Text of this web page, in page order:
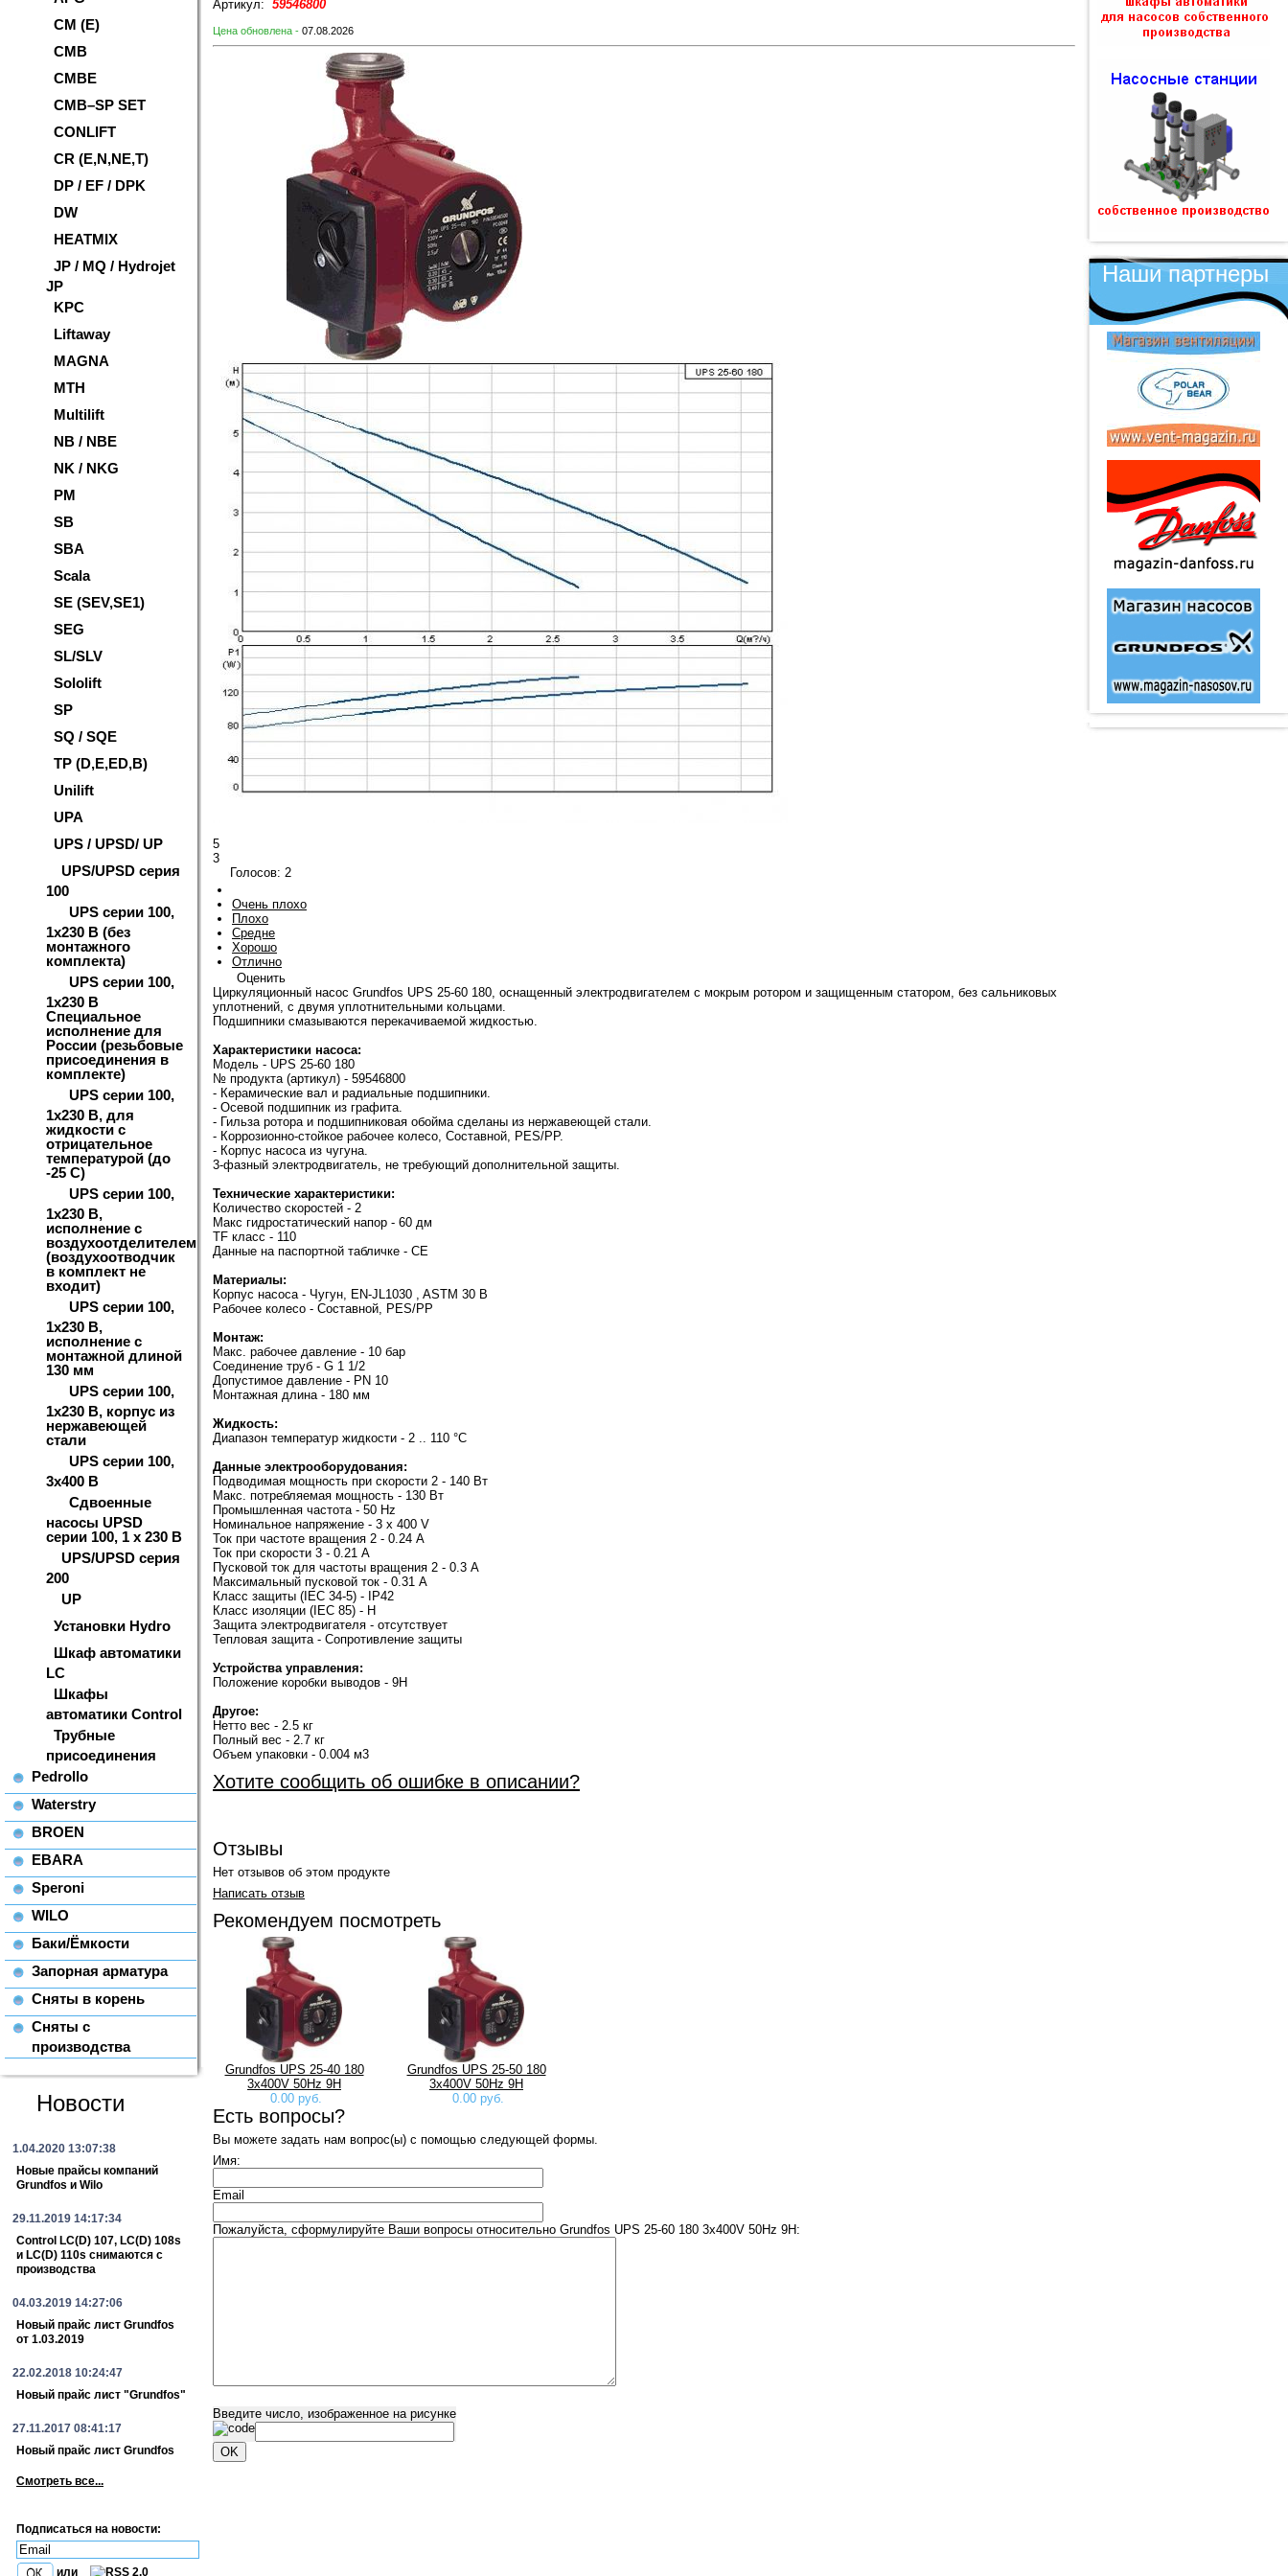
CM (E)
CMB
CMBE
CMB–SP SET
CONLIFT
CR (E,N,NE,T)
DP / EF / DPK
DW
HEATMIX
JP / MQ / Hydrojet
JP
KPC
Liftaway
MAGNA
MTH
Multilift
NB / NBE
NK / NKG
PM
SB
SBA
Scala
SE (SEV,SE1)
SEG
SL/SLV
Sololift
SP
SQ / SQE
TP (D,E,ED,B)
Unilift
UPA
UPS / UPSD/ UP
UPS/UPSD серия
100
UPS серии 100,
1х230 В (без
монтажного
комплекта)
UPS серии 100,
1х230 В
Специальное
исполнение для
России (резьбовые
присоединения в
комплекте)
UPS серии 100,
1х230 В, для
жидкости с
отрицательное
температурой (до
-25 С)
UPS серии 100,
1х230 В,
исполнение с
воздухоотделителем
(воздухоотводчик
в комплект не
входит)
UPS серии 100,
1х230 В,
исполнение с
монтажной длиной
130 мм
UPS серии 100,
1х230 В, корпус из
нержавеющей
стали
UPS серии 100,
3х400 В
Сдвоенные
насосы UPSD
серии 100, 1 х 230 В
UPS/UPSD серия
200
UP
Установки Hydro
Шкаф автоматики
LC
Шкафы
автоматики Control
Трубные
присоединения
Pedrollo
Waterstry
BROEN
EBARA
Speroni
WILO
Баки/Ёмкости
Запорная арматура
Сняты в корень
Сняты с
производства
Новости
1.04.2020 13:07:38
Новые прайсы компаний
Grundfos и Wilo
29.11.2019 14:17:34
Control LC(D) 107, LC(D) 108s
и LC(D) 110s снимаются с
производства
04.03.2019 14:27:06
Новый прайс лист Grundfos
от 1.03.2019
22.02.2018 10:24:47
Новый прайс лист "Grundfos"
27.11.2017 08:41:17
Новый прайс лист Grundfos
Смотреть все...
Подписаться на новости:
или
Наши партнеры
Артикул: 59546800
Цена обновлена - 07.08.2026
5
3
Голосов: 2
Очень плохо
Плохо
Средне
Хорошо
Отлично
Оценить
Циркуляционный насос Grundfos UPS 25-60 180, оснащенный электродвигателем с мокрым ротором и защищенным статором, без сальниковых
уплотнений, с двумя уплотнительными кольцами.
Подшипники смазываются перекачиваемой жидкостью.
Характеристики насоса:
Модель - UPS 25-60 180
№ продукта (артикул) - 59546800
- Керамические вал и радиальные подшипники.
- Осевой подшипник из графита.
- Гильза ротора и подшипниковая обойма сделаны из нержавеющей стали.
- Коррозионно-стойкое рабочее колесо, Составной, PES/PP.
- Корпус насоса из чугуна.
3-фазный электродвигатель, не требующий дополнительной защиты.
Технические характеристики:
Количество скоростей - 2
Макс гидростатический напор - 60 дм
TF класс - 110
Данные на паспортной табличке - CE
Материалы:
Корпус насоса - Чугун, EN-JL1030 , ASTM 30 B
Рабочее колесо - Составной, PES/PP
Монтаж:
Макс. рабочее давление - 10 бар
Соединение труб - G 1 1/2
Допустимое давление - PN 10
Монтажная длина - 180 мм
Жидкость:
Диапазон температур жидкости - 2 .. 110 °C
Данные электрооборудования:
Подводимая мощность при скорости 2 - 140 Вт
Макс. потребляемая мощность - 130 Вт
Промышленная частота - 50 Hz
Номинальное напряжение - 3 x 400 V
Ток при частоте вращения 2 - 0.24 A
Ток при скорости 3 - 0.21 A
Пусковой ток для частоты вращения 2 - 0.3 A
Максимальный пусковой ток - 0.31 A
Класс защиты (IEC 34-5) - IP42
Класс изоляции (IEC 85) - H
Защита электродвигателя - отсутствует
Тепловая защита - Сопротивление защиты
Устройства управления:
Положение коробки выводов - 9H
Другое:
Нетто вес - 2.5 кг
Полный вес - 2.7 кг
Объем упаковки - 0.004 м3
Хотите сообщить об ошибке в описании?
Отзывы
Нет отзывов об этом продукте
Написать отзыв
Рекомендуем посмотреть
Grundfos UPS 25-40 180
3x400V 50Hz 9H
0.00 руб.
Grundfos UPS 25-50 180
3x400V 50Hz 9H
0.00 руб.
Есть вопросы?
Вы можете задать нам вопрос(ы) с помощью следующей формы.
Имя:
Email
Пожалуйста, сформулируйте Ваши вопросы относительно Grundfos UPS 25-60 180 3x400V 50Hz 9H:
Введите число, изображенное на рисунке